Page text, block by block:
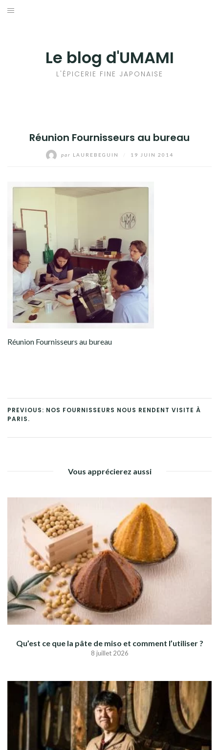
Aller
Le blog d'UMAMI
L'ÉPICERIE FINE JAPONAISE
Réunion Fournisseurs au bureau
par LAUREBEGUIN 19 JUIN 2014
Réunion Fournisseurs au bureau
PREVIOUS: NOS FOURNISSEURS NOUS RENDENT VISITE À
PARIS.
Vous apprécierez aussi
Qu’est ce que la pâte de miso et comment l’utiliser ?
8 juillet 2026